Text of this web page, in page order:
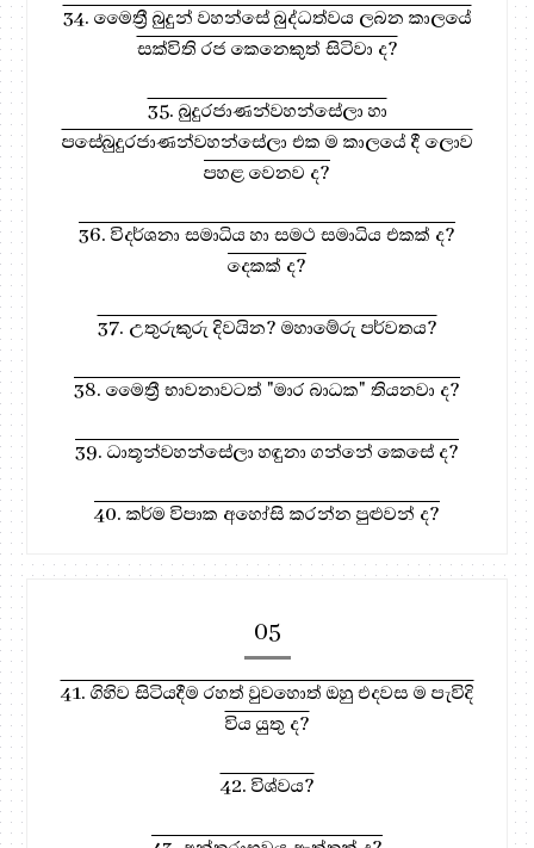
34. මෛත්‍රී බුදුන් වහන්සේ බුද්ධත්වය ලබන කාලයේ
සක්විති රජ කෙනෙකුත් සිටිවා ද?
35. බුදුරජාණන්වහන්සේලා හා
පසේබුදුරජාණන්වහන්සේලා එක ම කාලයේ දී ලොව
පහළ වෙනව ද?
36. විදර්ශනා සමාධිය හා සමථ සමාධිය එකක් ද?
දෙකක් ද?
37. උතුරුකුරු දිවයින? මහාමේරු පර්වතය?
38. මෛත්‍රී භාවනාවටත් "මාර බාධක" තියනවා ද?
39. ධාතූන්වහන්සේලා හඳුනා ගන්නේ කෙසේ ද?
40. කර්ම විපාක අහෝසි කරන්න පුළුවන් ද?
05
41. ගිහිව සිටියදීම රහත් වුවහොත් ඔහු එදවස ම පැවිදි
විය යුතු ද?
42. විශ්වය?